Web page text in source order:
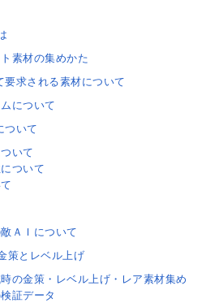
素材の集めかた
要求される素材について
について
ついて
いて
ついて
ＡＩについて
策とレベル上げ
の金策・レベル上げ・レア素材集め
証データ